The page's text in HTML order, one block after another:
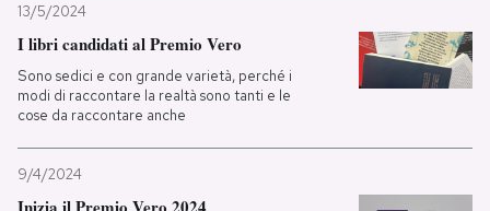
13/5/2024
I libri candidati al Premio Vero
Sono sedici e con grande varietà, perché i
modi di raccontare la realtà sono tanti e le
cose da raccontare anche
9/4/2024